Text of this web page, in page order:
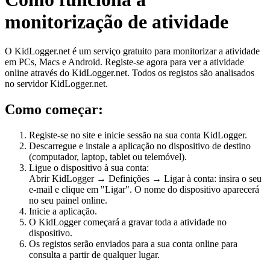
monitorização de atividade
O KidLogger.net é um serviço gratuito para monitorizar a atividade
em PCs, Macs e Android. Registe-se agora para ver a atividade
online através do KidLogger.net. Todos os registos são analisados
no servidor KidLogger.net.
Como começar:
Registe-se no site e inicie sessão na sua conta KidLogger.
Descarregue e instale a aplicação no dispositivo de destino
(computador, laptop, tablet ou telemóvel).
Ligue o dispositivo à sua conta:
Abrir KidLogger → Definições → Ligar à conta: insira o seu
e-mail e clique em "Ligar". O nome do dispositivo aparecerá
no seu painel online.
Inicie a aplicação.
O KidLogger começará a gravar toda a atividade no
dispositivo.
Os registos serão enviados para a sua conta online para
consulta a partir de qualquer lugar.